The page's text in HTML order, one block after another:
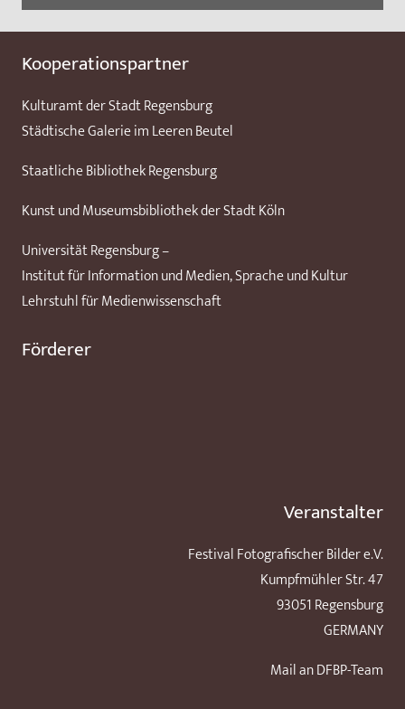
Kooperationspartner
Kulturamt der Stadt Regensburg
Städtische Galerie im Leeren Beutel
Staatliche Bibliothek Regensburg
Kunst und Museumsbibliothek der Stadt Köln
Universität Regensburg –
Institut für Information und Medien, Sprache und Kultur
Lehrstuhl für Medienwissenschaft
Förderer
Veranstalter
Festival Fotografischer Bilder e.V.
Kumpfmühler Str. 47
93051 Regensburg
GERMANY
Mail an DFBP-Team